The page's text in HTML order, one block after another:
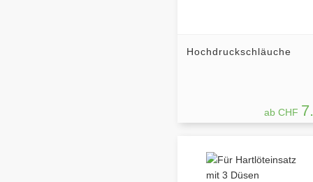
Hochdruckschläuche
ab CHF